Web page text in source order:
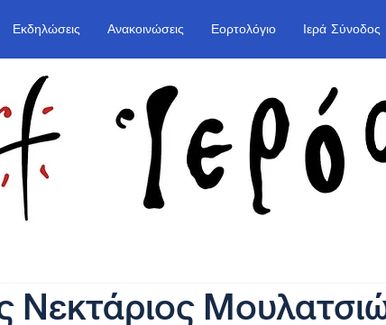
Εκδηλώσεις Ανακοινώσεις Εορτολόγιο Ιερά Σύνοδος
Νεκτάριος